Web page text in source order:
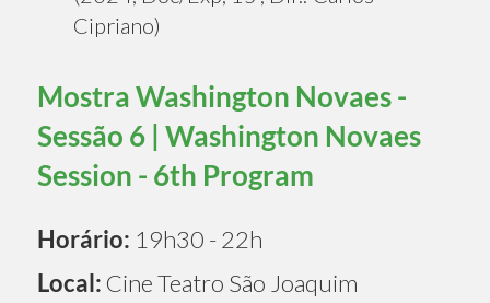
Cipriano)
Mostra Washington Novaes -
Sessão 6 | Washington Novaes
Session - 6th Program
Horário: 19h30 - 22h
Local: Cine Teatro São Joaquim